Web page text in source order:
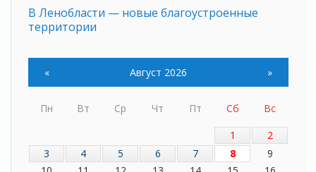
В Ленобласти — новые благоустроенные
территории
Мастерская Гостеприимства
07 августа 2026
водоснабжения
К спорту – по новым дорогам
07 августа 2026
« Август 2026 »
Пн Вт Ср Чт Пт Сб
Вс
1
2
3
4 5 6 7 8
9